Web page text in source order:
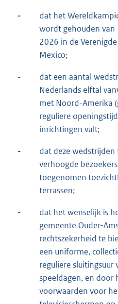
-
dat het
wordt gehouden
2026 in de
Mexico;
-
dat een aantal
Nederlands elftal
met Noord-Amerika
reguliere
inrichtingen valt;
-
dat deze
verhoogde
toegenomen
terrassen;
-
dat het wenselijk is
gemeente Ouder-
rechtszekerheid te
een uniforme,
reguliere
speeldagen, en door
voorwaarden voor